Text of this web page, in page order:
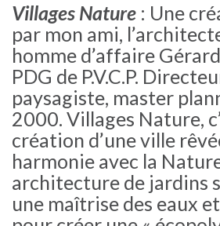
Villages Nature : Une
par mon ami,
homme d’affaire
PDG de P.V.C.P.
paysagiste, master
2000. Villages Nature,
création d’une ville
harmonie avec la
architecture de jardins
une maîtrise des eaux